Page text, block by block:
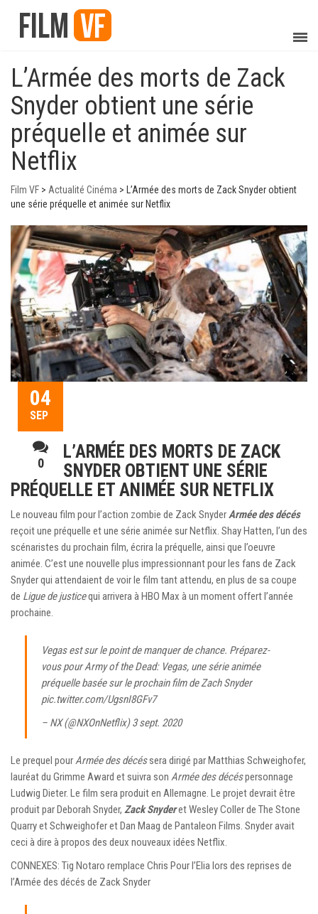
L’Armée des morts de Zack
Snyder obtient une série
préquelle et animée sur
Netflix
Film VF > Actualité Cinéma >
L’Armée des morts de Zack Snyder obtient
une série préquelle et animée sur Netflix
04
SEP
0
L’ARMÉE DES MORTS DE ZACK
SNYDER OBTIENT UNE SÉRIE
PRÉQUELLE ET ANIMÉE SUR NETFLIX
Le nouveau film pour l’action zombie de Zack SnyderArmée des décés
reçoit une préquelle et une série animée sur Netflix. Shay Hatten, l’un des
scénaristes du prochain film, écrira la préquelle, ainsi que l’oeuvre
animée. C’est une nouvelle plus impressionnant pour les fans de Zack
Snyder qui attendaient de voir le film tant attendu, en plus de sa coupe
de Ligue de justicequi arrivera à HBO Max à un moment offert l’année
prochaine.
Vegas est sur le point de manquer de chance. Préparez-
vous pour Army of the Dead: Vegas, une série animée
préquelle basée sur le prochain film de Zach Snyder
pic.twitter.com/UgsnI8GFv7
– NX (@NXOnNetflix) 3 sept. 2020
Le prequel pourArmée des décéssera dirigé par Matthias Schweighofer,
lauréat du Grimme Award et suivra son Armée des décéspersonnage
Ludwig Dieter. Le film sera produit en Allemagne. Le projet devrait être
produit par Deborah Snyder, Zack Snyderet Wesley Coller de The Stone
Quarry et Schweighofer et Dan Maag de Pantaleon Films. Snyder avait
ceci à dire à propos des deux nouveaux idées Netflix.
CONNEXES: Tig Notaro remplace Chris Pour l’Elia lors des reprises de
l’Armée des décés de Zack Snyder